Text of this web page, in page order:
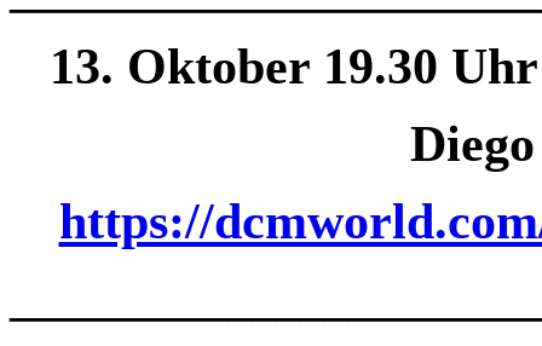
13. Oktober 19.30
https://